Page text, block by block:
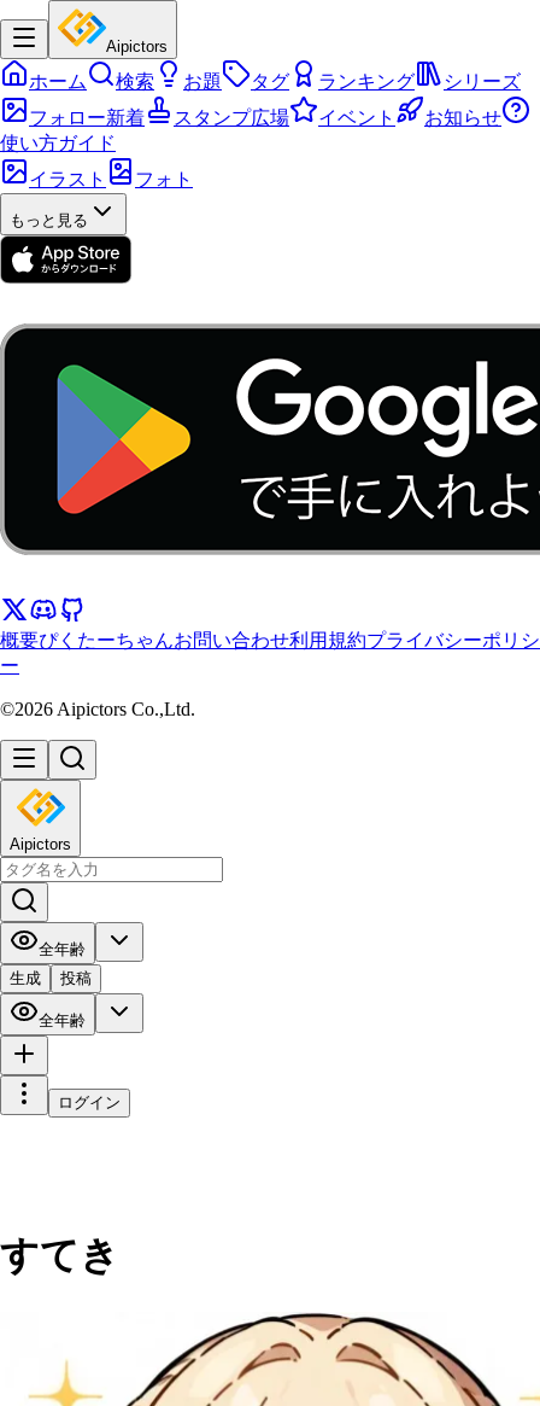
Aipictors
ホーム 検索 お題 タグ ランキング
シリーズ
フォロー新着
スタンプ広場 イベント
お知らせ
使い方ガイド
イラスト
フォト
もっと見る
概要ぴくたーちゃんお問い合わせ利用規約プライバシーポリシ
ー
©2026 Aipictors Co.,Ltd.
Aipictors
全年齢
生成
投稿
全年齢
ログイン
すてき